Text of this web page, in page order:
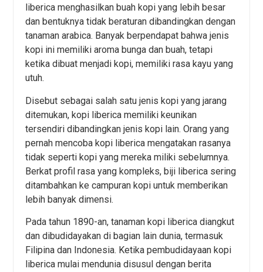
liberica menghasilkan buah kopi yang lebih besar
dan bentuknya tidak beraturan dibandingkan dengan
tanaman arabica. Banyak berpendapat bahwa jenis
kopi ini memiliki aroma bunga dan buah, tetapi
ketika dibuat menjadi kopi, memiliki rasa kayu yang
utuh.
Disebut sebagai salah satu jenis kopi yang jarang
ditemukan, kopi liberica memiliki keunikan
tersendiri dibandingkan jenis kopi lain. Orang yang
pernah mencoba kopi liberica mengatakan rasanya
tidak seperti kopi yang mereka miliki sebelumnya.
Berkat profil rasa yang kompleks, biji liberica sering
ditambahkan ke campuran kopi untuk memberikan
lebih banyak dimensi.
Pada tahun 1890-an, tanaman kopi liberica diangkut
dan dibudidayakan di bagian lain dunia, termasuk
Filipina dan Indonesia. Ketika pembudidayaan kopi
liberica mulai mendunia disusul dengan berita